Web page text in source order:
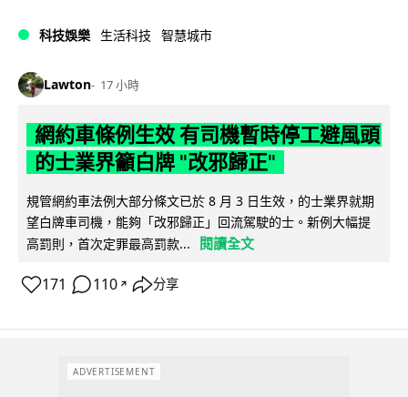
科技娛樂 生活科技 智慧城市
Lawton 17 小時
網約車條例生效 有司機暫時停工避風頭
的士業界籲白牌 "改邪歸正"
規管網約車法例大部分條文已於 8 月 3 日生效，的士業界就期
望白牌車司機，能夠「改邪歸正」回流駕駛的士。新例大幅提
高罰則，首次定罪最高罰款...
閱讀全文
171 110 ↗ 分享
ADVERTISEMENT